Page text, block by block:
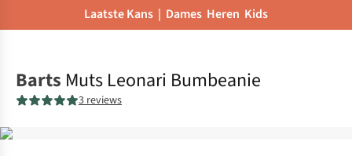
Laatste Kans | Dames Heren Kids
Barts Muts Leonari Bumbeanie
3 reviews